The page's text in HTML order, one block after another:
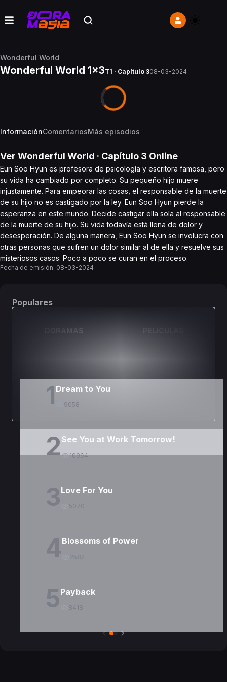
Wonderful World
Wonderful World 1x3T1 · Capítulo 308-03-2024
InformaciónComentariosMás episodios
Ver Wonderful World · Capítulo 3 Online
Eun Soo Hyun es profesora de psicología y escritora famosa, pero
su vida ha cambiado por completo. Su pequeño hijo muere
injustamente. Para empeorar las cosas, el responsable de la muerte
de su hijo no es castigado por la ley. Eun Soo Hyun pierde la
esperanza en este mundo. Decide castigar ella sola al responsable
de la muerte de su hijo. Su vida todavía está llena de dolor y
desesperación. De alguna manera, Eun Soo Hyun se involucra con
otras personas que sufren un dolor similar al de ella y resuelve sus
misteriosos casos. Poco a poco se curan en el proceso.
Fecha de emisión: 08-03-2024
Populares
DORAMAS PELÍCULAS
1 Dream to You
9058
2See You at Work Tomorrow!
10964
3Love For You
5070
4Blossoms of Power
2582
5Payback
8418